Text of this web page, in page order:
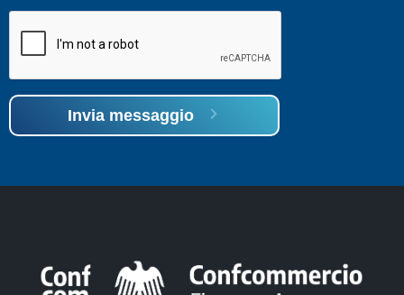
Invia messaggio